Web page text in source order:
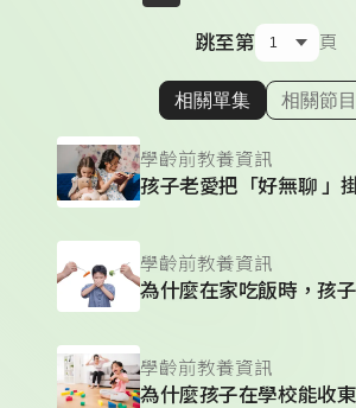
跳至第 頁
顯示相關
相關單集 相關節目
學齡前教養資訊
學齡前教養資訊
學齡前教養資訊